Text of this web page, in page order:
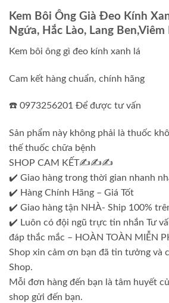
Kem Bôi Ông Già Đeo Kính
Ngứa, Hắc Lào, Lang
Kem bôi ông gì đeo kính xanh lá
Cam kết hàng chuẩn, chính hãng
☎️ 0973256201 Để được tư vấn
Sản phẩm này không phải là thuốc
thế thuốc chữa bệnh
SHOP CAM KẾT✍✍✍
✔️ Giao hàng trong thời gian nhanh
✔️ Hàng Chính Hãng – Giá Tốt
✔️ Giao hàng tận NHÀ- Ship 100%
✔️ Luôn có đội ngũ trực tin nhắn Tư
đáp thắc mắc – HOÀN TOÀN MIỄN
Shop xin cảm ơn bạn đã tin tưởng và
Shop.
Mỗi đơn hàng đến bạn là tâm huyết
shop gửi đến bạn.